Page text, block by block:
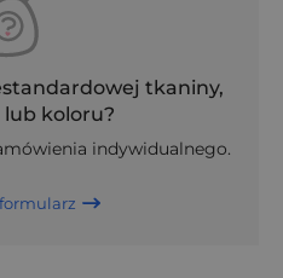
tkaniny,
koloru?
indywidualnego.